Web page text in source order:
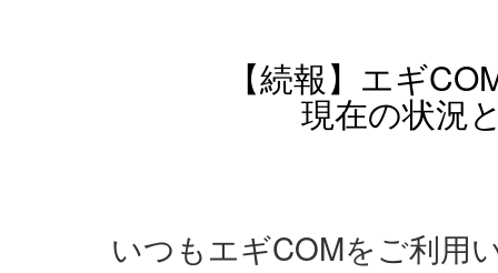
【続報】エギ
現在の状況
いつもエギCOMをご利用